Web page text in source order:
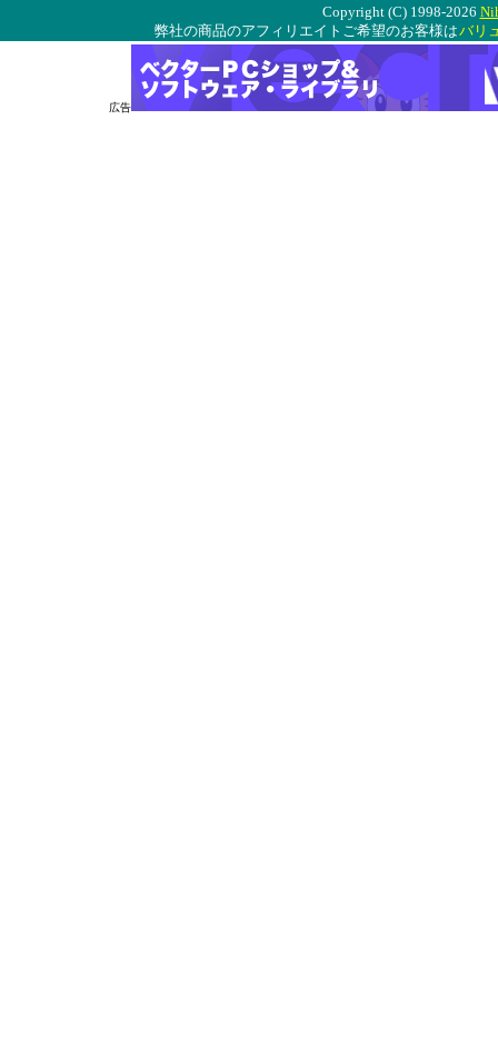
Copyright (C) 1998-2026
弊社の商品のアフィリエイトご希望のお客様はバリ
広告